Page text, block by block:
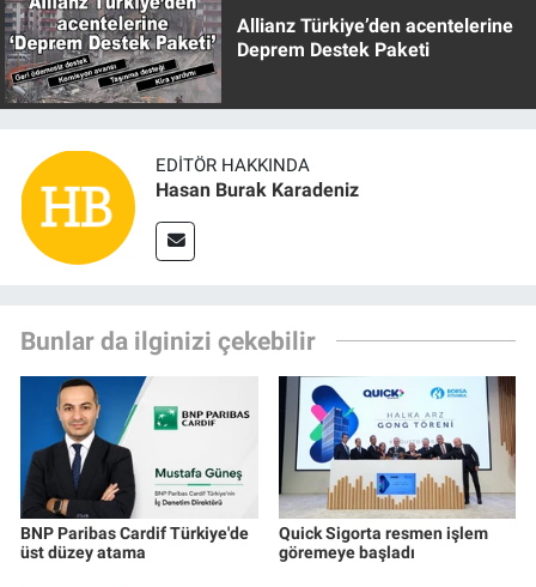
Allianz Türkiye’den acentelerine
Deprem Destek Paketi
EDITÖR HAKKINDA
Hasan Burak Karadeniz
Bunlar da ilginizi çekebilir
BNP Paribas Cardif Türkiye'de
üst düzey atama
Quick Sigorta resmen işlem
göremeye başladı